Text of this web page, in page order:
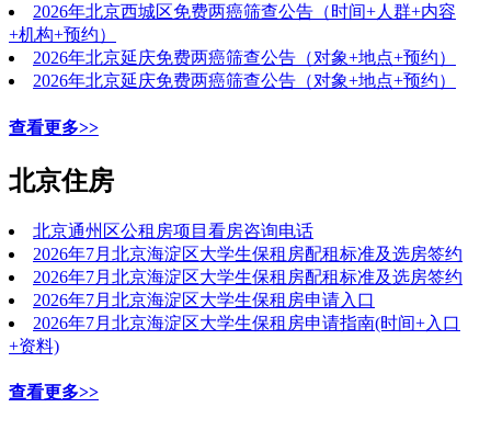
2026年北京西城区免费两癌筛查公告（时间+人群+内容
+机构+预约）
2026年北京延庆免费两癌筛查公告（对象+地点+预约）
2026年北京延庆免费两癌筛查公告（对象+地点+预约）
查看更多>>
北京住房
北京通州区公租房项目看房咨询电话
2026年7月北京海淀区大学生保租房配租标准及选房签约
2026年7月北京海淀区大学生保租房配租标准及选房签约
2026年7月北京海淀区大学生保租房申请入口
2026年7月北京海淀区大学生保租房申请指南(时间+入口
+资料)
查看更多>>